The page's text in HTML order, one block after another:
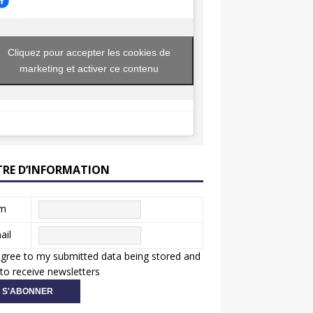
Cliquez pour accepter les cookies de
marketing et activer ce contenu
D’INFORMATION
to my submitted data being stored and
receive newsletters